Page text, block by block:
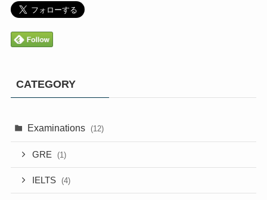
CATEGORY
Examinations (12)
GRE (1)
IELTS (4)